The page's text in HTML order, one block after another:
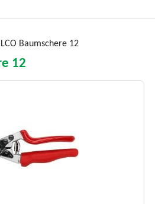
Baumschere 12
12